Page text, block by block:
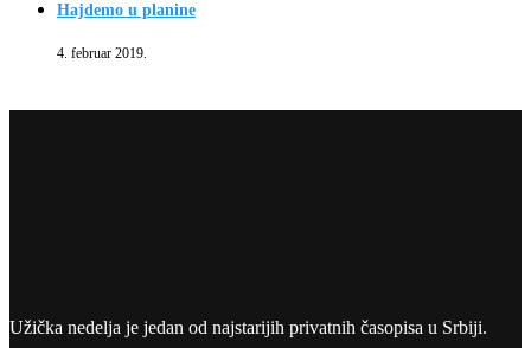
Hajdemo u planine
4. februar 2019.
Užička nedelja je jedan od najstarijih privatnih časopisa u Srbiji.